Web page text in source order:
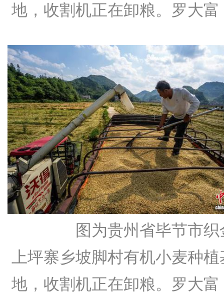
地，收割机正在卸粮。罗大富
图为贵州省毕节市织
上坪寨乡坡脚村有机小麦种植
地，收割机正在卸粮。罗大富